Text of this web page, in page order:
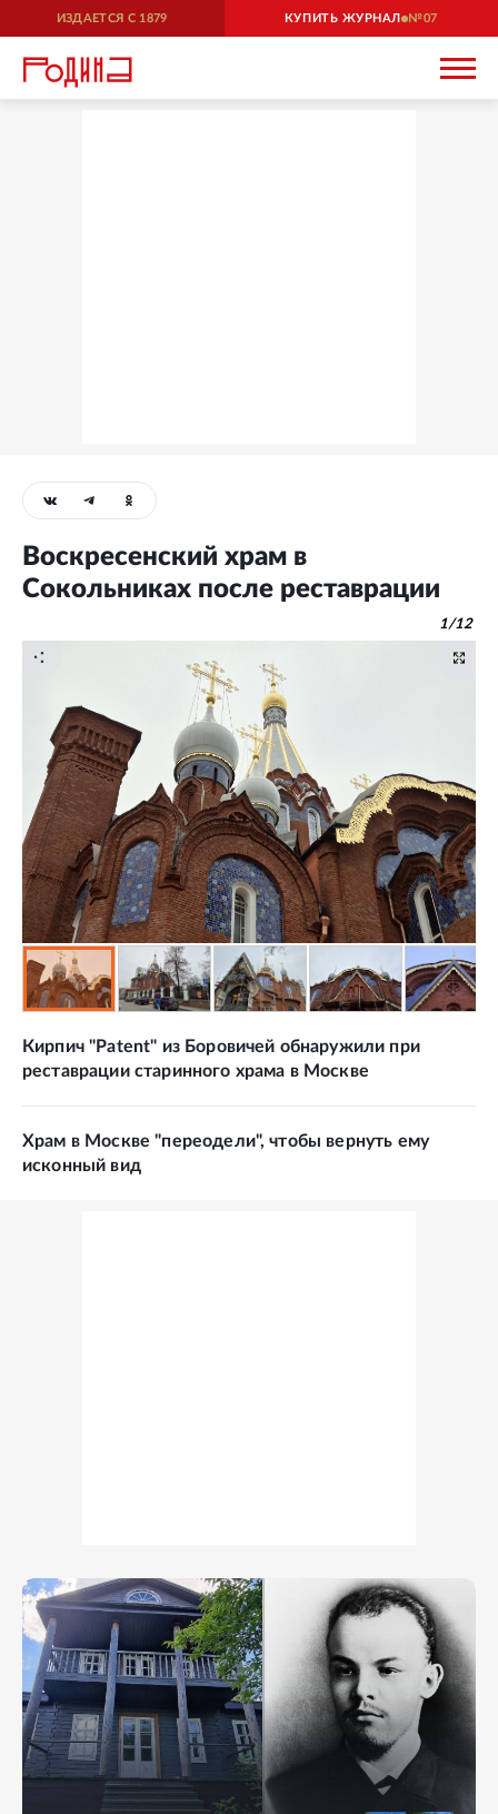
ИЗДАЕТСЯ С 1879 КУПИТЬ ЖУРНАЛ 07
Воскресенский храм в
Сокольниках после реставрации
1/12
Кирпич "Patent" из Боровичей обнаружили при
реставрации старинного храма в Москве
Храм в Москве "переодели", чтобы вернуть ему
исконный вид